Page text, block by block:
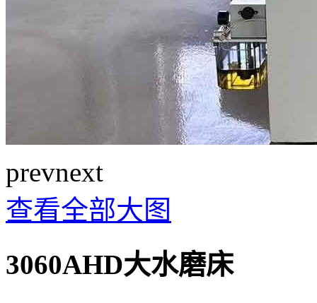
prevnext
查看全部大图
3060AHD大水磨床